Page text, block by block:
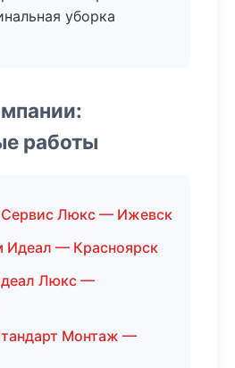
уборка
работы
Сервис Люкс — Ижевск
— Красноярск
Люкс —
Монтаж —